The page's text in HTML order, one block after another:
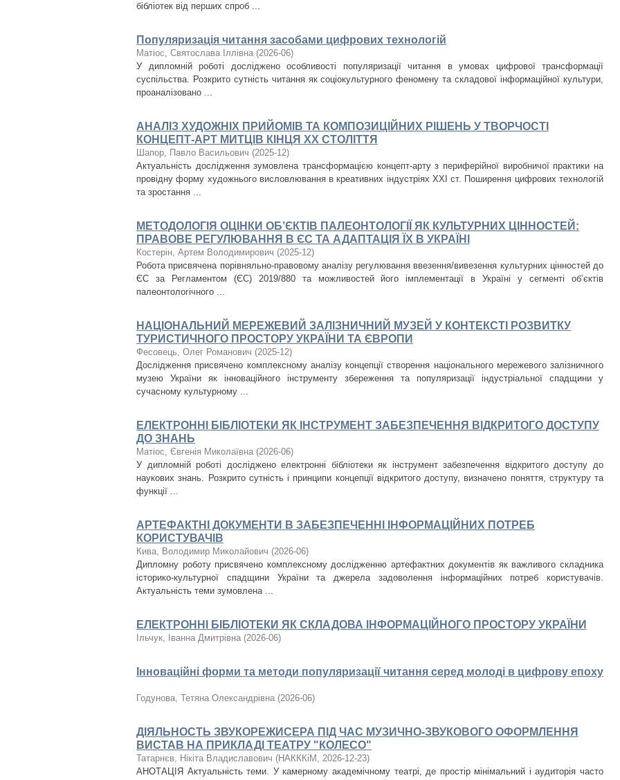
бібліотек від перших спроб ...
Популяризація читання засобами цифрових технологій
Матіос, Святослава Іллівна (2026-06)
У дипломній роботі досліджено особливості популяризації читання в умовах цифрової трансформації
суспільства. Розкрито сутність читання як соціокультурного феномену та складової інформаційної культури,
проаналізовано ...
АНАЛІЗ ХУДОЖНІХ ПРИЙОМІВ ТА КОМПОЗИЦІЙНИХ РІШЕНЬ У ТВОРЧОСТІ
КОНЦЕПТ-АРТ МИТЦІВ КІНЦЯ XX СТОЛІТТЯ
Шапор, Павло Васильович (2025-12)
Актуальність дослідження зумовлена трансформацією концепт-арту з периферійної виробничої практики на
провідну форму художнього висловлювання в креативних індустріях XXI ст. Поширення цифрових технологій
та зростання ...
МЕТОДОЛОГІЯ ОЦІНКИ ОБ’ЄКТІВ ПАЛЕОНТОЛОГІЇ ЯК КУЛЬТУРНИХ ЦІННОСТЕЙ:
ПРАВОВЕ РЕГУЛЮВАННЯ В ЄС ТА АДАПТАЦІЯ ЇХ В УКРАЇНІ
Костерін, Артем Володимирович (2025-12)
Робота присвячена порівняльно-правовому аналізу регулювання ввезення/вивезення культурних цінностей до
ЄС за Регламентом (ЄС) 2019/880 та можливостей його імплементації в Україні у сегменті об’єктів
палеонтологічного ...
НАЦІОНАЛЬНИЙ МЕРЕЖЕВИЙ ЗАЛІЗНИЧНИЙ МУЗЕЙ У КОНТЕКСТІ РОЗВИТКУ
ТУРИСТИЧНОГО ПРОСТОРУ УКРАЇНИ ТА ЄВРОПИ
Фесовець, Олег Романович (2025-12)
Дослідження присвячено комплексному аналізу концепції створення національного мережевого залізничного
музею України як інноваційного інструменту збереження та популяризації індустріальної спадщини у
сучасному культурному ...
ЕЛЕКТРОННІ БІБЛІОТЕКИ ЯК ІНСТРУМЕНТ ЗАБЕЗПЕЧЕННЯ ВІДКРИТОГО ДОСТУПУ
ДО ЗНАНЬ
Матіос, Євгенія Миколаївна (2026-06)
У дипломній роботі досліджено електронні бібліотеки як інструмент забезпечення відкритого доступу до
наукових знань. Розкрито сутність і принципи концепції відкритого доступу, визначено поняття, структуру та
функції ...
АРТЕФАКТНІ ДОКУМЕНТИ В ЗАБЕЗПЕЧЕННІ ІНФОРМАЦІЙНИХ ПОТРЕБ
КОРИСТУВАЧІВ
Кива, Володимир Миколайович (2026-06)
Дипломну роботу присвячено комплексному дослідженню артефактних документів як важливого складника
історико-культурної спадщини України та джерела задоволення інформаційних потреб користувачів.
Актуальність теми зумовлена ...
ЕЛЕКТРОННІ БІБЛІОТЕКИ ЯК СКЛАДОВА ІНФОРМАЦІЙНОГО ПРОСТОРУ УКРАЇНИ
Ільчук, Іванна Дмитрівна (2026-06)
Інноваційні форми та методи популяризації читання серед молоді в цифрову епоху
Годунова, Тетяна Олександрівна (2026-06)
ДІЯЛЬНОСТЬ ЗВУКОРЕЖИСЕРА ПІД ЧАС МУЗИЧНО-ЗВУКОВОГО ОФОРМЛЕННЯ
ВИСТАВ НА ПРИКЛАДІ ТЕАТРУ "КОЛЕСО"
Татарнєв, Нікіта Владиславович (НАКККіМ , 2026-12-23)
АНОТАЦІЯ Актуальність теми. У камерному академічному театрі, де простір мінімальний і аудиторія часто